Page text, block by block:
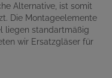
Alternative, ist somit
Die Montageelemente
liegen standartmäßig
wir Ersatzgläser für